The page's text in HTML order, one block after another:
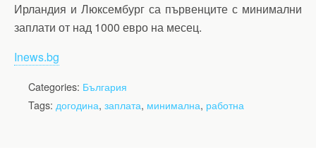
Ирландия и Люксембург са първенците с минимални
заплати от над 1000 евро на месец.
Inews.bg
Categories: България
Tags: догодина, заплата, минимална, работна